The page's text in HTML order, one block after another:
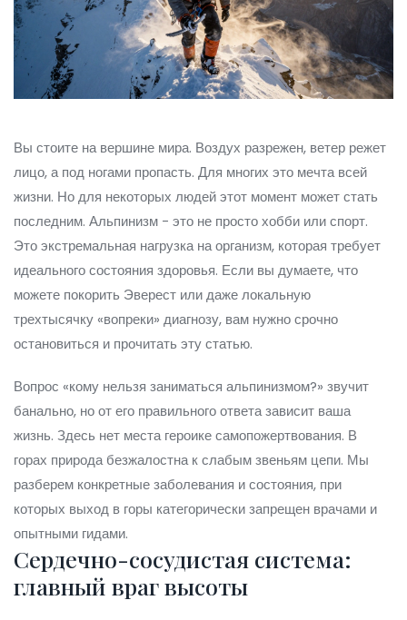
Вы стоите на вершине мира. Воздух разрежен, ветер режет
лицо, а под ногами пропасть. Для многих это мечта всей
жизни. Но для некоторых людей этот момент может стать
последним. Альпинизм - это не просто хобби или спорт.
Это экстремальная нагрузка на организм, которая требует
идеального состояния здоровья. Если вы думаете, что
можете покорить Эверест или даже локальную
трехтысячку «вопреки» диагнозу, вам нужно срочно
остановиться и прочитать эту статью.
Вопрос «кому нельзя заниматься альпинизмом?» звучит
банально, но от его правильного ответа зависит ваша
жизнь. Здесь нет места героике самопожертвования. В
горах природа безжалостна к слабым звеньям цепи. Мы
разберем конкретные заболевания и состояния, при
которых выход в горы категорически запрещен врачами и
опытными гидами.
Сердечно-сосудистая система:
главный враг высоты